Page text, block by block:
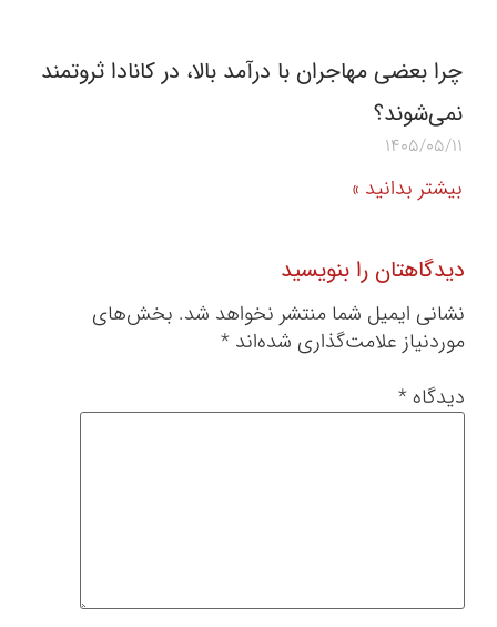
چرا بعضی مهاجران با درآمد بالا، در کانادا ثروتمند
نمی‌شوند؟
1405/05/11
بیشتر بدانید »
دیدگاهتان را بنویسید
نشانی ایمیل شما منتشر نخواهد شد. بخش‌های
موردنیاز علامت‌گذاری شده‌اند*
دیدگاه*